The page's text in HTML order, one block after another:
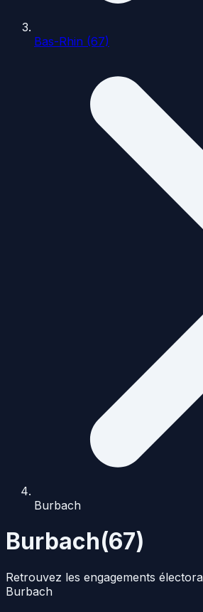
Bas-Rhin (67)
Burbach
Burbach(67)
Retrouvez les engagements
Burbach